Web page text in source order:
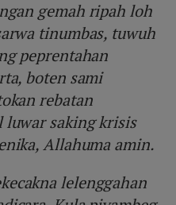
gemah ripah loh
tinumbas, tuwuh
peprentahan
boten sami
rebatan
luwar saking krisis
Allahuma amin.
lelenggahan